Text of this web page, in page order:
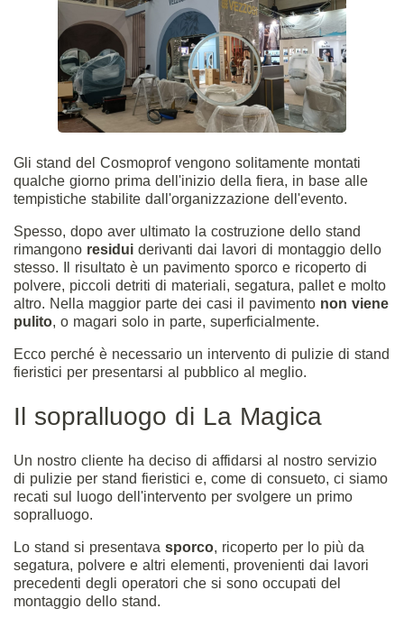
Gli stand del Cosmoprof vengono solitamente montati
qualche giorno prima dell'inizio della fiera, in base alle
tempistiche stabilite dall'organizzazione dell'evento.
Spesso, dopo aver ultimato la costruzione dello stand
rimangono residui derivanti dai lavori di montaggio dello
stesso. Il risultato è un pavimento sporco e ricoperto di
polvere, piccoli detriti di materiali, segatura, pallet e molto
altro. Nella maggior parte dei casi il pavimento non viene
pulito, o magari solo in parte, superficialmente.
Ecco perché è necessario un intervento di pulizie di stand
fieristici per presentarsi al pubblico al meglio.
Il sopralluogo di La Magica
Un nostro cliente ha deciso di affidarsi al nostro servizio
di pulizie per stand fieristici e, come di consueto, ci siamo
recati sul luogo dell'intervento per svolgere un primo
sopralluogo.
Lo stand si presentava sporco, ricoperto per lo più da
segatura, polvere e altri elementi, provenienti dai lavori
precedenti degli operatori che si sono occupati del
montaggio dello stand.